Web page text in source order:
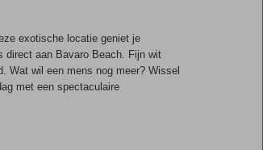
exotische locatie geniet je
direct aan Bavaro Beach. Fijn wit
Wat wil een mens nog meer? Wissel
met een spectaculaire